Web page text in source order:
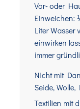
Vor- oder
Einweichen:
Liter Wasser
einwirken
immer
Nicht mit
Seide,
Textilien mit